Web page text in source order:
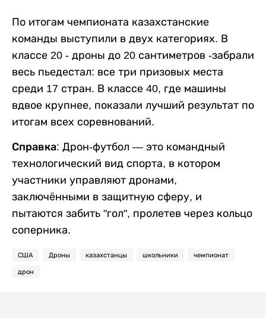
По итогам чемпионата казахстанские
команды выступили в двух категориях. В
классе 20 - дроны до 20 сантиметров -забрали
весь пьедестал: все три призовых места
среди 17 стран. В классе 40, где машины
вдвое крупнее, показали лучший результат по
итогам всех соревнований.
Справка: Дрон-футбол — это командный
технологический вид спорта, в котором
участники управляют дронами,
заключёнными в защитную сферу, и
пытаются забить "гол", пролетев через кольцо
соперника.
США Дроны казахстанцы школьники чемпионат
дрон